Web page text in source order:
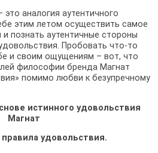
аналогия аутентичного
этим летом осуществить самое
познать аутентичные стороны
Пробовать что-то
и своим ощущениям – вот, что
философии бренда Магнат
помимо любви к безупречному
истинного удовольствия
Магнат
удовольствия.